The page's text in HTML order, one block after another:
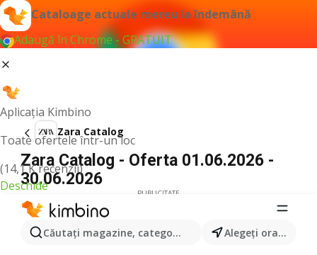
Cataloage actuale mereu la îndemână
Adaugă în Chrome - GRATUIT
Aplicația Kimbino
Toate ofertele într-un loc
(14,1 K recenzii)
Deschide
Căutaţi magazine, categorii, produse... Alegeţi oraşul
Zara Catalog
Zara Catalog - Oferta 01.06.2026 -
30.06.2026
PUBLICITATE